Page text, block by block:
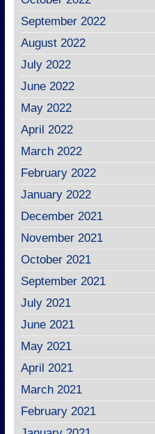
September 2022
August 2022
July 2022
June 2022
May 2022
April 2022
March 2022
February 2022
January 2022
December 2021
November 2021
October 2021
September 2021
July 2021
June 2021
May 2021
April 2021
March 2021
February 2021